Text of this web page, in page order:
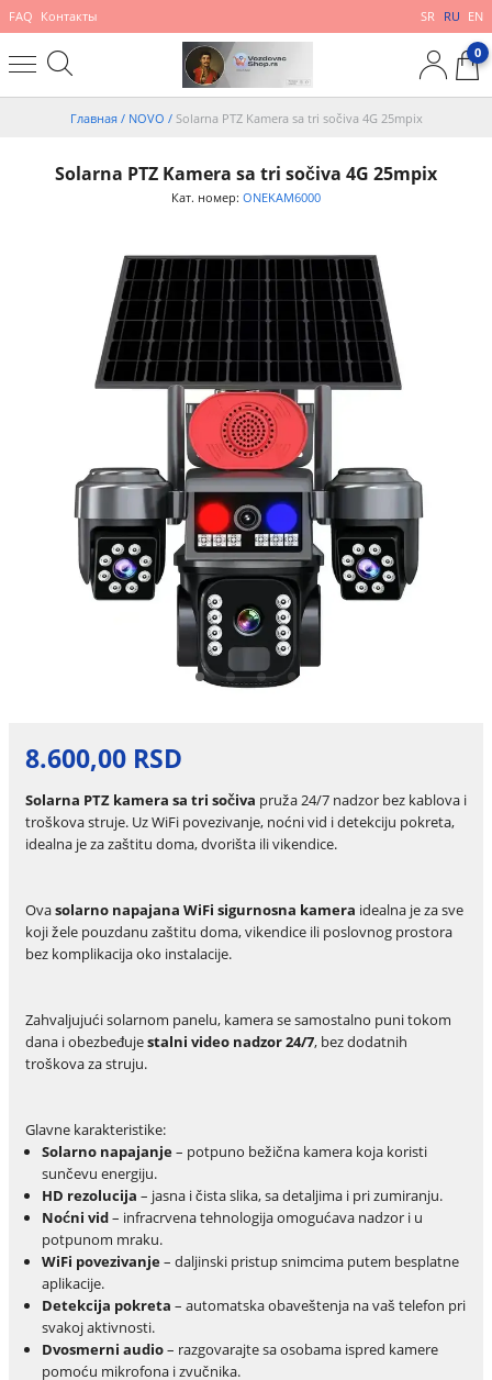
FAQ Контакты SR RU EN
0
Главная / NOVO / Solarna PTZ Kamera sa tri sočiva 4G 25mpix
Solarna PTZ Kamera sa tri sočiva 4G 25mpix
Кат. номер: ONEKAM6000
8.600,00 RSD
Solarna PTZ kamera sa tri sočiva pruža 24/7 nadzor bez kablova i
troškova struje. Uz WiFi povezivanje, noćni vid i detekciju pokreta,
idealna je za zaštitu doma, dvorišta ili vikendice.
Ovasolarno napajana WiFi sigurnosna kamera idealna je za sve
koji žele pouzdanu zaštitu doma, vikendice ili poslovnog prostora
bez komplikacija oko instalacije.
Zahvaljujući solarnom panelu, kamera se samostalno puni tokom
dana i obezbeđujestalni video nadzor 24/7, bez dodatnih
troškova za struju.
Glavne karakteristike:
Solarno napajanje– potpuno bežična kamera koja koristi
sunčevu energiju.
HD rezolucija – jasna i čista slika, sa detaljima i pri zumiranju.
Noćni vid– infracrvena tehnologija omogućava nadzor i u
potpunom mraku.
WiFi povezivanje– daljinski pristup snimcima putem besplatne
aplikacije.
Detekcija pokreta – automatska obaveštenja na vaš telefon pri
svakoj aktivnosti.
Dvosmerni audio– razgovarajte sa osobama ispred kamere
pomoću mikrofona i zvučnika.